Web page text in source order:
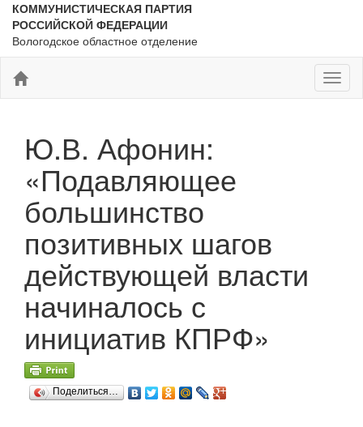
КОММУНИСТИЧЕСКАЯ ПАРТИЯ
РОССИЙСКОЙ ФЕДЕРАЦИИ
Вологодское областное отделение
Ю.В. Афонин:
«Подавляющее
большинство
позитивных шагов
действующей власти
начиналось с
инициатив КПРФ»
Поделиться…